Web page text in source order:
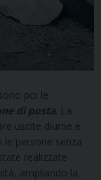
poi le
di posta . La
uscite diurne e
le persone senza
realizzate
ampliando la